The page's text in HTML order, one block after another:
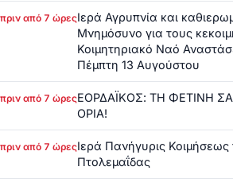
πριν από 7 ώρεςΙερά Αγρυπνία και
Μνημόσυνο για τους
Κοιμητηριακό Ναό
Πέμπτη 13 Αυγούστου
πριν από 7 ώρεςΕΟΡΔΑΪΚΟΣ: ΤΗ ΦΕΤΙΝΗ
ΟΡΙΑ!
πριν από 7 ώρεςΙερά Πανήγυρις
Πτολεμαΐδας